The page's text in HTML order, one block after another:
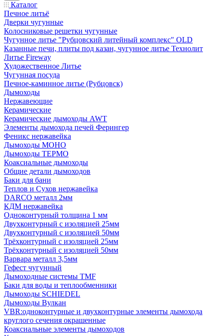
Каталог
Печное литьё
Дверки чугунные
Колосниковые решетки чугунные
Чугунное литье "Рубцовский литейный комплекс" OLD
Казанные печи, плиты под казан, чугунное литье Технолит
Литье Fireway
Художественное Литье
Чугунная посуда
Печное-каминное литье (Рубцовск)
Дымоходы
Нержавеющие
Керамические
Керамические дымоходы AWT
Элементы дымохода печей Ферингер
Феникс нержавейка
Дымоходы МОНО
Дымоходы ТЕРМО
Коаксиальные дымоходы
Общие детали дымоходов
Баки для бани
Теплов и Сухов нержавейка
DARCO металл 2мм
КДМ нержавейка
Одноконтурный толщина 1 мм
Двухконтурный с изоляцией 25мм
Двухконтурный с изоляцией 50мм
Трёхконтурный с изоляцией 25мм
Трёхконтурный с изоляцией 50мм
Варвара металл 3,5мм
Гефест чугунный
Дымоходные системы TMF
Баки для воды и теплообменники
Дымоходы SCHIEDEL
Дымоходы Вулкан
VBR:одноконтурные и двухконтурные элементы дымохода
круглого сечения окрашенные
Коаксиальные элементы дымоходов